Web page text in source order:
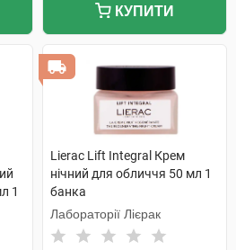
КУПИТИ
1
Lierac Lift Integral Крем
нічний для обличчя 50 мл 1
банка
Лабораторії Лієрак